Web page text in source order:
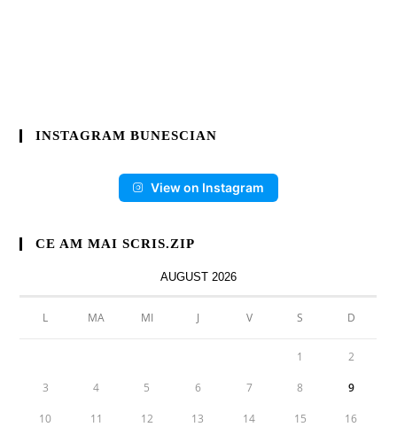
INSTAGRAM BUNESCIAN
View on Instagram
CE AM MAI SCRIS.ZIP
AUGUST 2026
L MA MI J V S D
1 2
3 4 5 6 7 8 9
10 11 12 13 14 15 16